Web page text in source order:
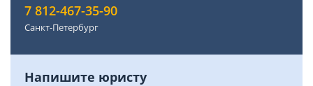
7 812-467-35-90
Санкт-Петербург
Напишите юристу